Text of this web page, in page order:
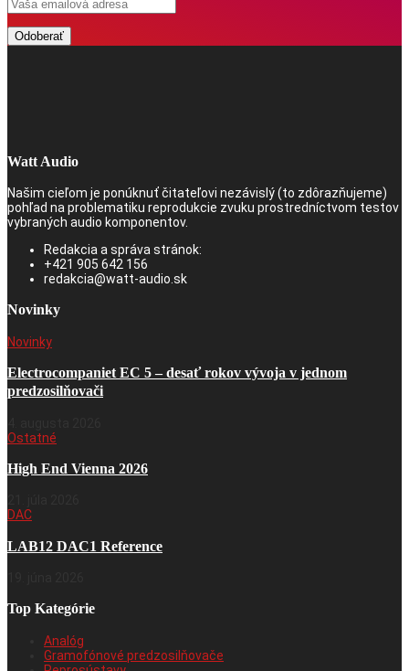
Watt Audio
Našim cieľom je ponúknuť čitateľovi nezávislý (to zdôrazňujeme)
pohľad na problematiku reprodukcie zvuku prostredníctvom testov
vybraných audio komponentov.
Redakcia a správa stránok:
+421 905 642 156
redakcia@watt-audio.sk
Novinky
Novinky
Electrocompaniet EC 5 – desať rokov vývoja v jednom
predzosilňovači
Ostatné
High End Vienna 2026
DAC
LAB12 DAC1 Reference
Top Kategórie
Analóg
Gramofónové predzosilňovače